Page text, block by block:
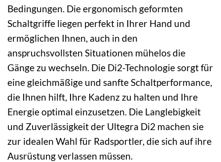
Bedingungen. Die ergonomisch geformten
Schaltgriffe liegen perfekt in Ihrer Hand und
ermöglichen Ihnen, auch in den
anspruchsvollsten Situationen mühelos die
Gänge zu wechseln. Die Di2-Technologie sorgt für
eine gleichmäßige und sanfte Schaltperformance,
die Ihnen hilft, Ihre Kadenz zu halten und Ihre
Energie optimal einzusetzen. Die Langlebigkeit
und Zuverlässigkeit der Ultegra Di2 machen sie
zur idealen Wahl für Radsportler, die sich auf ihre
Ausrüstung verlassen müssen.